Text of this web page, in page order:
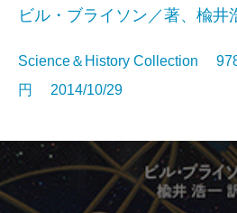
ビル・ブライソン／著、楡井
Science＆History Collection
円 2014/10/29